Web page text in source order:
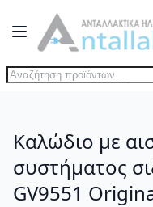
Μετάβαση στο
Toggle Nav
Καλώδιο με
συστήματος
GV9551